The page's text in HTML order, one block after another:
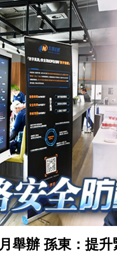
公正處理黎智英求情 罪證如
命題
組數據見證文儒沉香從傳統
員考察團來瓊考察
動消費約18億元
營收2.58萬億 利潤總額近
鎖閱讀新玩法
深圳，共奏客家文化傳承新
舉辦 孫東：提升